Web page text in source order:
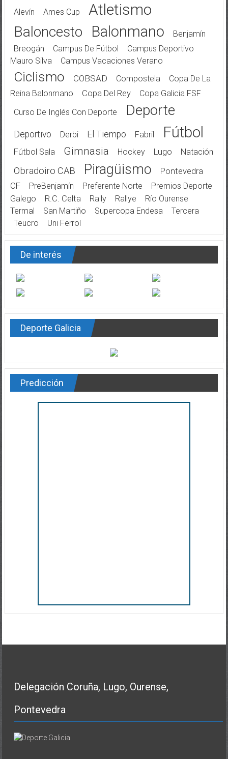
Alevín Ames Cup Atletismo
Baloncesto Balonmano
Benjamín
Breogán
Campus De Fútbol
Campus Deportivo
Mauro Silva
Campus Vacaciones Verano
Ciclismo COBSAD Compostela
Copa De La
Reina Balonmano
Copa Del Rey
Copa Galicia FSF
Curso De Inglés Con Deporte
Deporte
Deportivo Derbi El Tiempo Fabril Fútbol
Fútbol Sala Gimnasia Hockey Lugo Natación
Obradoiro CAB Piragüismo
Pontevedra
CF
PreBenjamín Preferente Norte
Premios Deporte
Galego
R.C. Celta Rally Rallye
Río Ourense
Termal
San Martiño Supercopa Endesa
Tercera
Teucro
Uni Ferrol
De interés
Deporte Galicia
Predicción
Delegación Coruña, Lugo, Ourense,
Pontevedra